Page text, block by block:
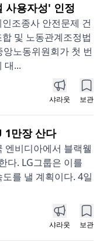
사용자성' 인정
조종사 안전문제 건
및 노동관계조정법
노동위원회가 첫 번
대...
샤라웃 보관
1만장 산다
엔비디아에서 블랙웰
다. LG그룹은 이를
를 낼 계획이다. 4일
샤라웃 보관